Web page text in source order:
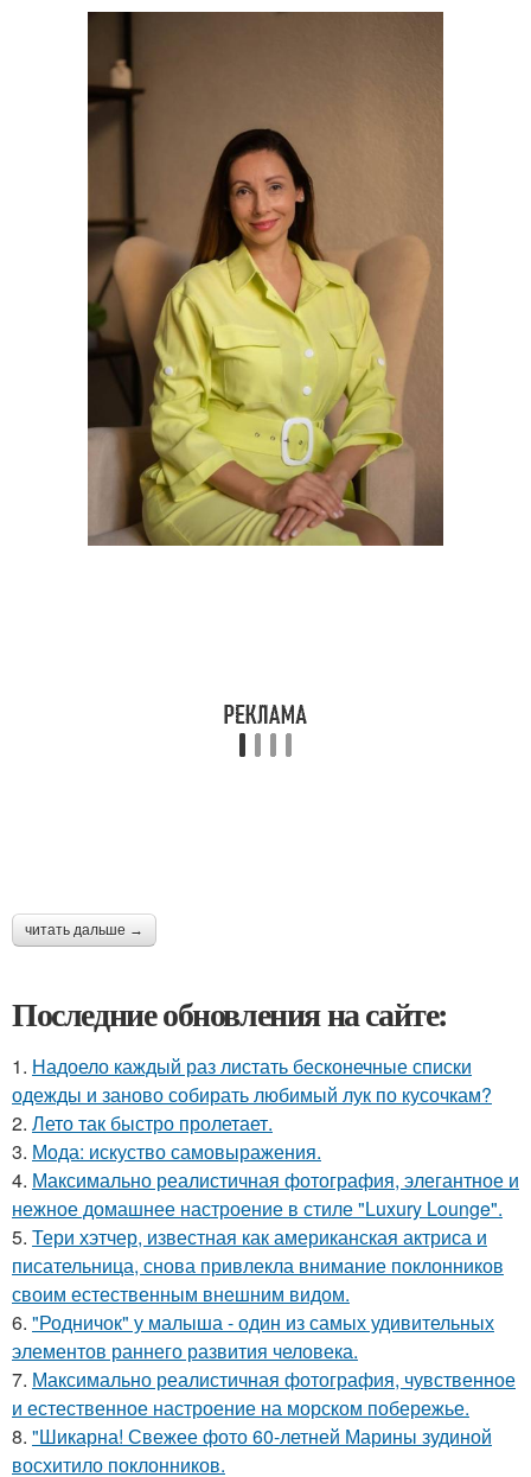
читать дальше →
Последние обновления на сайте:
1. Надоело каждый раз листать бесконечные списки
одежды и заново собирать любимый лук по кусочкам?
2. Лето так быстро пролетает.
3. Мода: искуство самовыражения.
4. Максимально реалистичная фотография, элегантное и
нежное домашнее настроение в стиле "Luxury Lounge".
5. Тери хэтчер, известная как американская актриса и
писательница, снова привлекла внимание поклонников
своим естественным внешним видом.
6. "Родничок" у малыша - один из самых удивительных
элементов раннего развития человека.
7. Максимально реалистичная фотография, чувственное
и естественное настроение на морском побережье.
8. "Шикарна! Свежее фото 60-летней Марины зудиной
восхитило поклонников.